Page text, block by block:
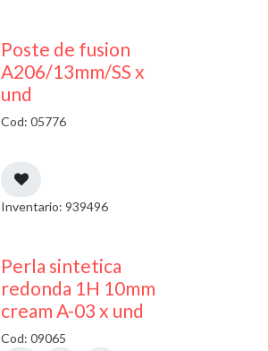
Poste de fusion
A206/13mm/SS x
und
Cod: 05776
Inventario: 939496
Perla sintetica
redonda 1H 10mm
cream A-03 x und
Cod: 09065